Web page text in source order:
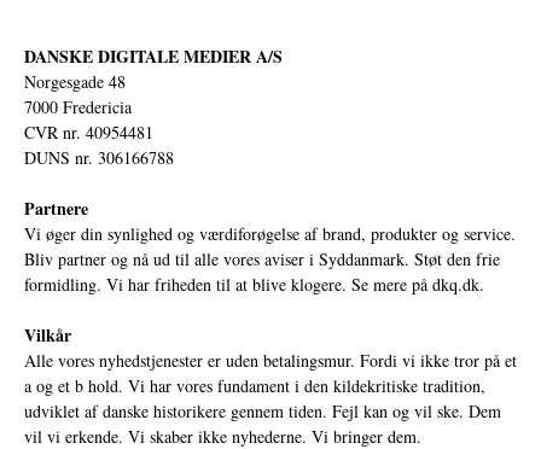
DANSKE DIGITALE MEDIER A/S
Norgesgade 48
7000 Fredericia
CVR nr. 40954481
DUNS nr. 306166788
Partnere
Vi øger din synlighed og værdiforøgelse af brand, produkter og service.
Bliv partner og nå ud til alle vores aviser i Syddanmark. Støt den frie
formidling. Vi har friheden til at blive klogere. Se mere på dkq.dk.
Vilkår
Alle vores nyhedstjenester er uden betalingsmur. Fordi vi ikke tror på et
a og et b hold. Vi har vores fundament i den kildekritiske tradition,
udviklet af danske historikere gennem tiden. Fejl kan og vil ske. Dem
vil vi erkende. Vi skaber ikke nyhederne. Vi bringer dem.